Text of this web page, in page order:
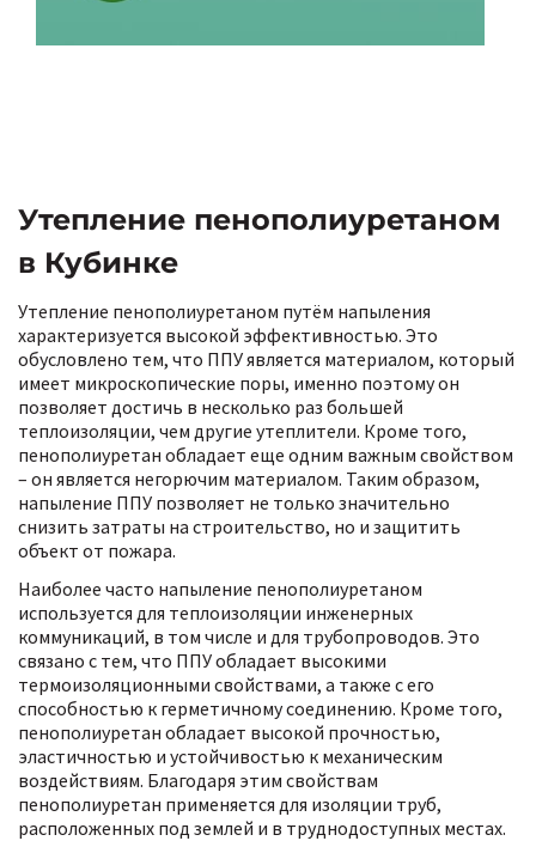
Утепление пенополиуретаном
в Кубинке
Утепление пенополиуретаном путём напыления
характеризуется высокой эффективностью. Это
обусловлено тем, что ППУ является материалом, который
имеет микроскопические поры, именно поэтому он
позволяет достичь в несколько раз большей
теплоизоляции, чем другие утеплители. Кроме того,
пенополиуретан обладает еще одним важным свойством
– он является негорючим материалом. Таким образом,
напыление ППУ позволяет не только значительно
снизить затраты на строительство, но и защитить
объект от пожара.
Наиболее часто напыление пенополиуретаном
используется для теплоизоляции инженерных
коммуникаций, в том числе и для трубопроводов. Это
связано с тем, что ППУ обладает высокими
термоизоляционными свойствами, а также с его
способностью к герметичному соединению. Кроме того,
пенополиуретан обладает высокой прочностью,
эластичностью и устойчивостью к механическим
воздействиям. Благодаря этим свойствам
пенополиуретан применяется для изоляции труб,
расположенных под землей и в труднодоступных местах.